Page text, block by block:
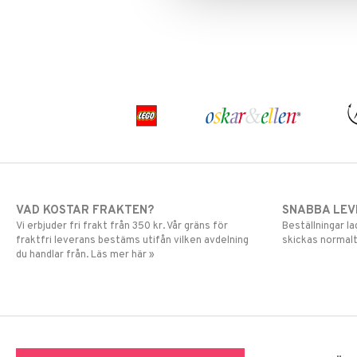
VAD KOSTAR FRAKTEN?
Vi erbjuder fri frakt från 350 kr. Vår gräns för
fraktfri leverans bestäms utifån vilken avdelning
du handlar från. Läs mer här »
SNABBA
Beställningar
skickas